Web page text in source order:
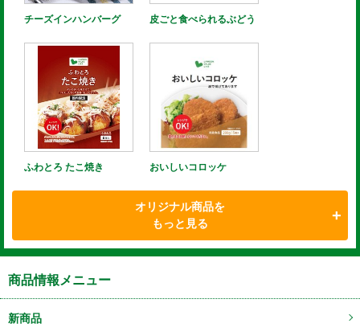
チーズインハンバーグ 皮ごと食べられるぶどう
ふわとろ たこ焼き おいしいコロッケ
オリジナル商品を
もっと見る
商品情報メニュー
新商品